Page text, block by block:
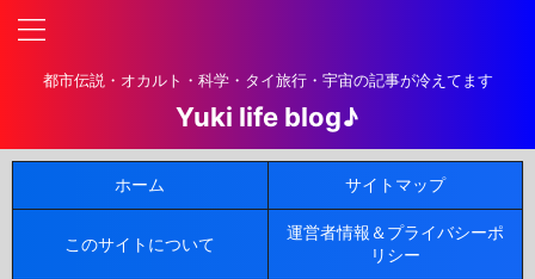
都市伝説・オカルト・科学・タイ旅行・宇宙の記事が冷えてます
Yuki life blog♪
ホーム サイトマップ
このサイトについて
運営者情報＆プライバシーポ
リシー